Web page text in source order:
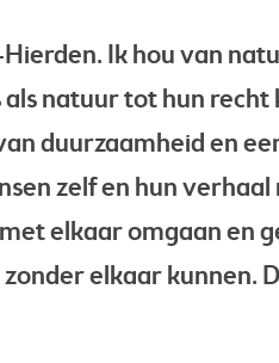
Ik hou van
natuur tot hun
duurzaamheid en
zelf en hun verhaal
elkaar omgaan en
elkaar kunnen.